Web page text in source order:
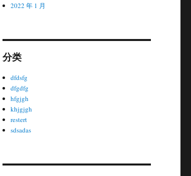
2022 年 1 月
分类
dfdsfg
dfgdfg
hfgjgh
khjgjgh
restert
sdsadas